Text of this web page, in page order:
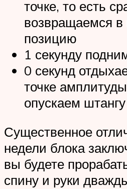
точке, то есть
возвращаемся в
позицию
1 секунду
0 секунд
точке
опускаем
Существенное
недели блока
вы будете
спину и руки